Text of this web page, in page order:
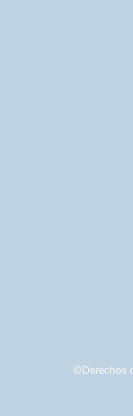
©Derechos